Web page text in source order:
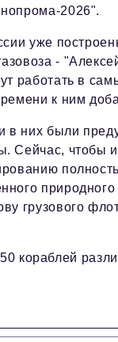
2026".
уже
-
работать в
к ним
в них были
Сейчас, чтобы
природного
грузового
кораблей